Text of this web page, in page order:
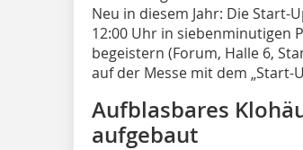
Neu in diesem Jahr: Die Start-
12:00 Uhr in siebenminutigen
begeistern (Forum, Halle 6,
auf der Messe mit dem „Start-
Aufblasbares
aufgebaut